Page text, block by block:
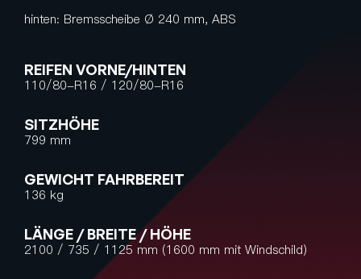
hinten: Bremsscheibe Ø 240 mm, ABS
REIFEN VORNE/HINTEN
110/80-R16 / 120/80-R16
SITZHÖHE
799 mm
GEWICHT FAHRBEREIT
136 kg
LÄNGE / BREITE / HÖHE
2100 / 735 / 1125 mm (1600 mm mit Windschild)